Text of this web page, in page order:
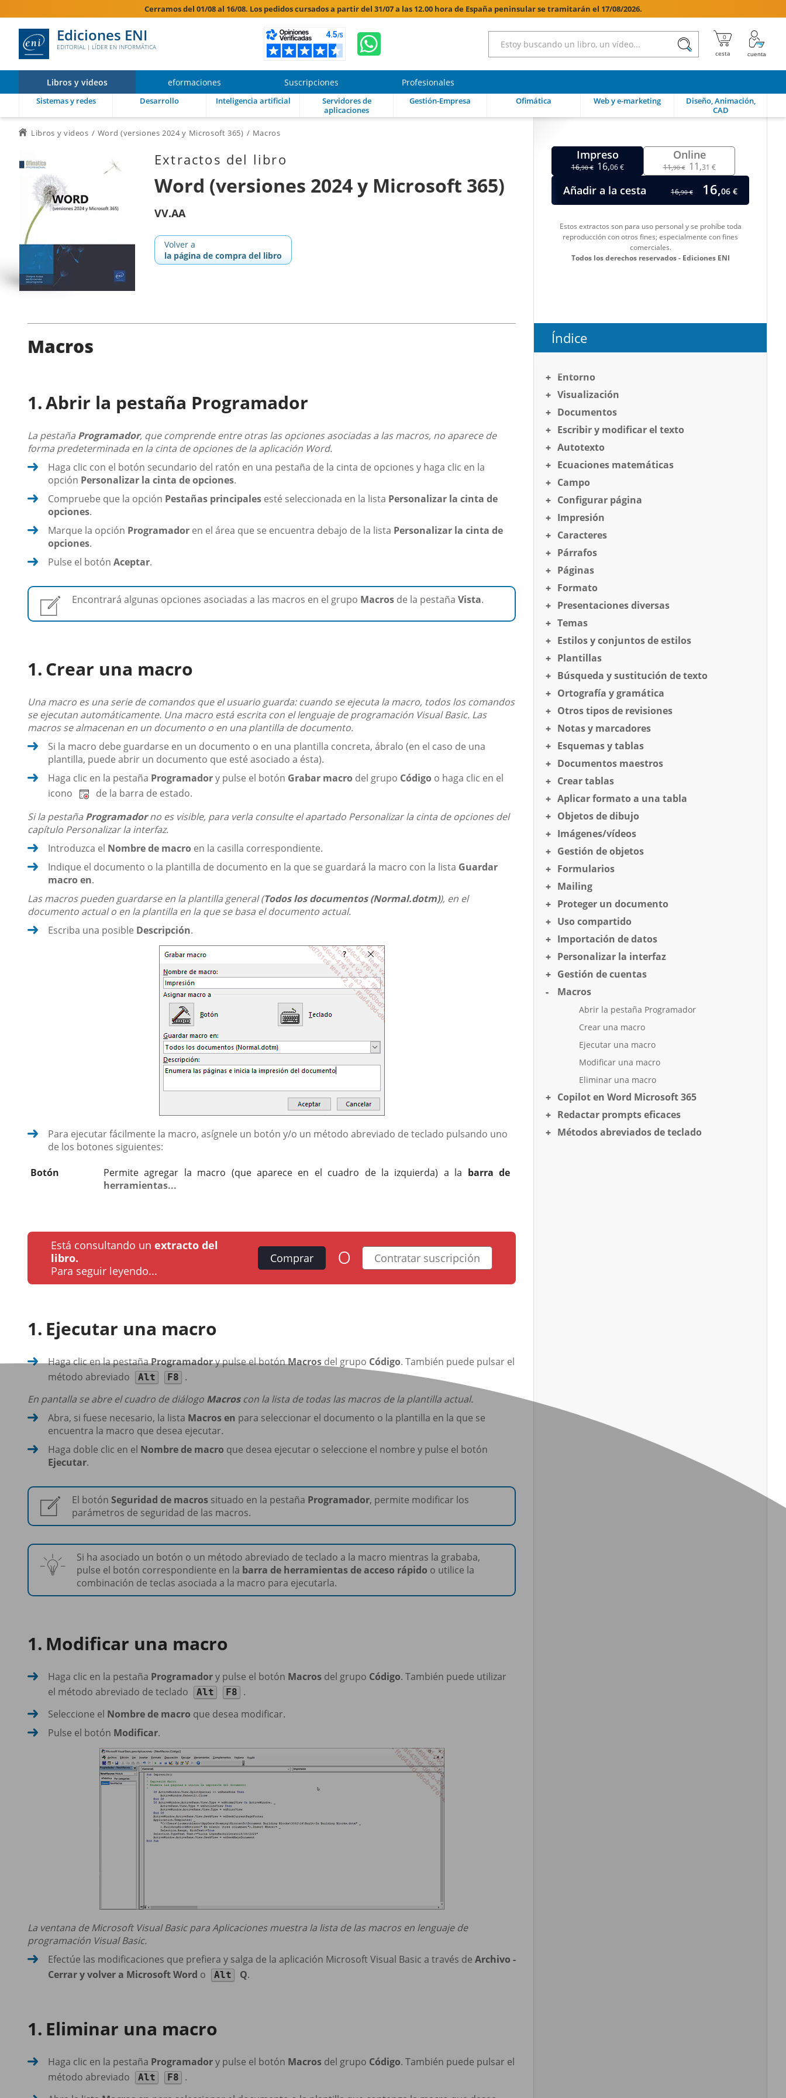
Cerramos del 01/08 al 16/08. Los pedidos cursados a partir del 31/07 a las 12.00 hora de España peninsular se tramitarán el 17/08/2026.
Ediciones ENI
EDITORIAL | LÍDER EN INFORMÁTICA 
Libros y videos eformaciones Suscripciones Profesionales
Sistemas y redes Desarrollo Inteligencia artificial
Servidores de
aplicaciones
Gestión-Empresa Ofimática Web y e-marketing
Diseño, Animación,
CAD
Libros y videos Word (versiones 2024 y Microsoft 365) Macros
Extractos del libro
Word (versiones 2024 y Microsoft 365)
VV.AA
Volver a
la página de compra del libro
Impreso
16,90 € 16,06 €
Online
11,90 € 11,31 €
Añadir a la cesta 16,90 € 16,06 €
Estos extractos son para uso personal y se prohíbe toda
reproducción con otros fines; especialmente con fines
comerciales.
Todos los derechos reservados - Ediciones ENI
Macros
Abrir la pestaña Programador
La pestaña Programador, que comprende entre otras las opciones asociadas a las macros, no aparece de
forma predeterminada en la cinta de opciones de la aplicación Word.
Haga clic con el botón secundario del ratón en una pestaña de la cinta de opciones y haga clic en la
opción Personalizar la cinta de opciones.
Compruebe que la opción Pestañas principales esté seleccionada en la lista Personalizar la cinta de
opciones.
Marque la opción Programador en el área que se encuentra debajo de la lista Personalizar la cinta de
opciones.
Pulse el botón Aceptar.
Encontrará algunas opciones asociadas a las macros en el grupo Macros de la pestaña Vista.
Crear una macro
Una macro es una serie de comandos que el usuario guarda: cuando se ejecuta la macro, todos los comandos
se ejecutan automáticamente. Una macro está escrita con el lenguaje de programación Visual Basic. Las
macros se almacenan en un documento o en una plantilla de documento.
Si la macro debe guardarse en un documento o en una plantilla concreta, ábralo (en el caso de una
plantilla, puede abrir un documento que esté asociado a ésta).
Haga clic en la pestaña Programadory pulse el botón Grabar macro del grupo Código o haga clic en el
icono
de la barra de estado.
Si la pestaña Programadorno es visible, para verla consulte el apartado Personalizar la cinta de opciones del
capítulo Personalizar la interfaz.
Introduzca el Nombre de macro en la casilla correspondiente.
Indique el documento o la plantilla de documento en la que se guardará la macro con la lista Guardar
macro en.
Las macros pueden guardarse en la plantilla general (Todos los documentos (Normal.dotm)), en el
documento actual o en la plantilla en la que se basa el documento actual.
Escriba una posible Descripción.
Para ejecutar fácilmente la macro, asígnele un botón y/o un método abreviado de teclado pulsando uno
de los botones siguientes:
Botón
Permite agregar la macro (que aparece en el cuadro de la izquierda) a la barra de
herramientas...
Está consultando un extracto del
libro.
Para seguir leyendo...
Comprar o Contratar suscripción
Ejecutar una macro
Haga clic en la pestañaProgramadory pulse el botónMacros del grupo Código. También puede pulsar el
método abreviado
Alt F8
.
En pantalla se abre el cuadro de diálogo Macroscon la lista de todas las macros de la plantilla actual.
Abra, si fuese necesario, la lista Macros en para seleccionar el documento o la plantilla en la que se
encuentra la macro que desea ejecutar.
Haga doble clic en el Nombre de macro que desea ejecutar o seleccione el nombre y pulse el botón
Ejecutar.
El botón Seguridad de macros situado en la pestaña Programador, permite modificar los
parámetros de seguridad de las macros.
Si ha asociado un botón o un método abreviado de teclado a la macro mientras la grababa,
pulse el botón correspondiente en la barra de herramientas de acceso rápido o utilice la
combinación de teclas asociada a la macro para ejecutarla.
Modificar una macro
Haga clic en la pestaña Programadory pulse el botón Macros del grupo Código. También puede utilizar
el método abreviado de teclado
Alt F8
.
Seleccione el Nombre de macro que desea modificar.
Pulse el botón Modificar.
La ventana de Microsoft Visual Basic para Aplicaciones muestra la lista de las macros en lenguaje de
programación Visual Basic.
Efectúe las modificaciones que prefiera y salga de la aplicación Microsoft Visual Basic a través de Archivo -
Cerrar y volver a Microsoft Word o Alt Q.
Eliminar una macro
Haga clic en la pestaña Programadory pulse el botón Macros del grupo Código. También puede pulsar el
método abreviado
Alt F8
.
Índice
Entorno
Visualización
Documentos
Escribir y modificar el texto
Autotexto
Ecuaciones matemáticas
Campo
Configurar página
Impresión
Caracteres
Párrafos
Páginas
Formato
Presentaciones diversas
Temas
Estilos y conjuntos de estilos
Plantillas
Búsqueda y sustitución de texto
Ortografía y gramática
Otros tipos de revisiones
Notas y marcadores
Esquemas y tablas
Documentos maestros
Crear tablas
Aplicar formato a una tabla
Objetos de dibujo
Imágenes/vídeos
Gestión de objetos
Formularios
Mailing
Proteger un documento
Uso compartido
Importación de datos
Personalizar la interfaz
Gestión de cuentas
Macros
Abrir la pestaña Programador
Crear una macro
Ejecutar una macro
Modificar una macro
Eliminar una macro
Copilot en Word Microsoft 365
Redactar prompts eficaces
Métodos abreviados de teclado